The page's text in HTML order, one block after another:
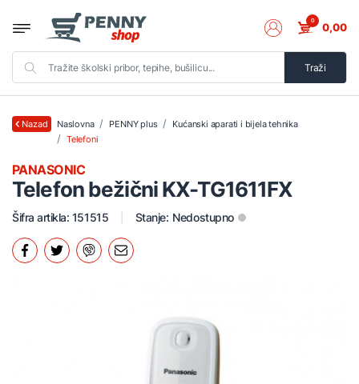
Traži
0 0,00
Nazad Naslovna PENNY plus
Kućanski aparati i bijela tehnika
Telefoni
Telefon bežični KX-TG1611FX
PANASONIC
Šifra artikla: 151515 Stanje: Nedostupno